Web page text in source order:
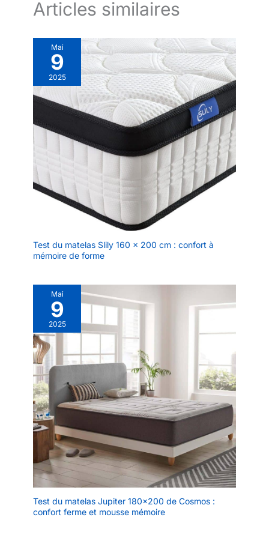
Ne pas appuyer sur le matelas
lors de son dépliage, afin
Articles similaires
Mai
9
2025
Test du matelas Slily 160 x 200 cm : confort à
mémoire de forme
Mai
9
2025
Test du matelas Jupiter 180×200 de Cosmos :
confort ferme et mousse mémoire